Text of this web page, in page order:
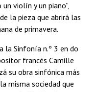
violín y un piano”,
la pieza que abrirá las
de primavera.
la Sinfonía n.º 3 en do
francés Camille
su obra sinfónica más
misma sociedad que